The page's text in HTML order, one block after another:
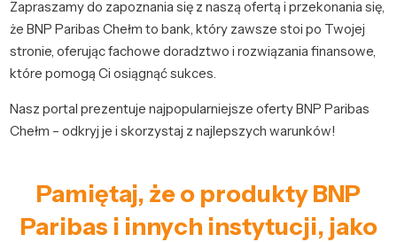
Zapraszamy do zapoznania się z naszą ofertą i przekonania się,
że BNP Paribas Chełm to bank, który zawsze stoi po Twojej
stronie, oferując fachowe doradztwo i rozwiązania finansowe,
które pomogą Ci osiągnąć sukces.
Nasz portal prezentuje najpopularniejsze oferty BNP Paribas
Chełm – odkryj je i skorzystaj z najlepszych warunków!
Pamiętaj, że o produkty BNP
Paribas i innych instytucji, jako